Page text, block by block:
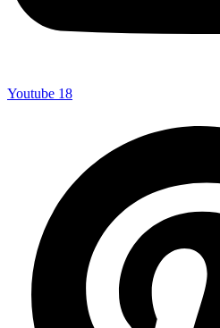
Youtube 18